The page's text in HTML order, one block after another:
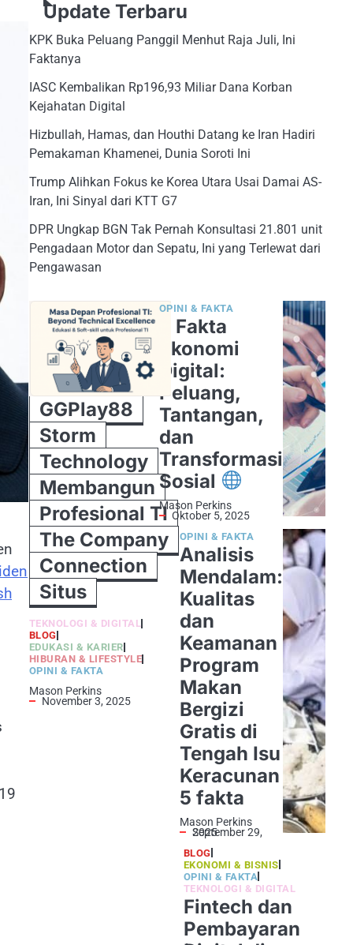
Update Terbaru
KPK Buka Peluang Panggil Menhut Raja Juli, Ini
Faktanya
IASC Kembalikan Rp196,93 Miliar Dana Korban
Kejahatan Digital
Hizbullah, Hamas, dan Houthi Datang ke Iran Hadiri
Pemakaman Khamenei, Dunia Soroti Ini
Trump Alihkan Fokus ke Korea Utara Usai Damai AS-
Iran, Ini Sinyal dari KTT G7
DPR Ungkap BGN Tak Pernah Konsultasi 21.801 unit
Pengadaan Motor dan Sepatu, Ini yang Terlewat dari
Pengawasan
GGPlay88
Storm
Technology
Membangun
Profesional TI
The Company
Connection
Situs
TEKNOLOGI & DIGITAL
BLOG
EDUKASI & KARIER
HIBURAN & LIFESTYLE
OPINI & FAKTA
Mason Perkins
November 3, 2025
5 Fakta
Ekonomi
Digital:
Peluang,
Tantangan,
dan
Transformasi
Sosial
OPINI & FAKTA
Mason Perkins
Oktober 5, 2025
Analisis
Mendalam:
Kualitas
dan
Keamanan
Program
Makan
Bergizi
Gratis di
Tengah Isu
Keracunan
5 fakta
OPINI & FAKTA
Mason Perkins
September 29, 2025
Fintech dan
Pembayaran
BLOG
EKONOMI & BISNIS
OPINI & FAKTA
TEKNOLOGI & DIGITAL